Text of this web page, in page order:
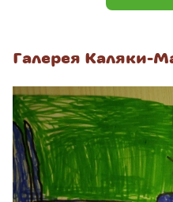
Галерея Каляки-